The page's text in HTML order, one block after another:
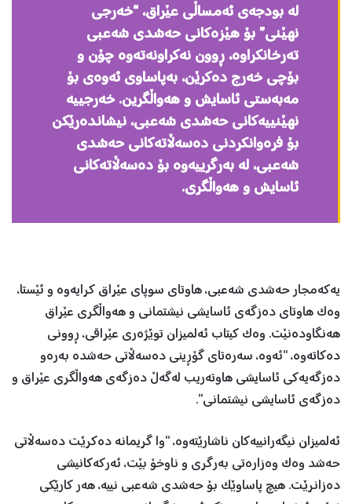
لە بودجەی ئەمساڵی عێراق، “خەرجی
نهێنی” بۆ هێزەکانی حەشدی شەعبی
تەرخانکراوە، ڕوون نەکراونەتەوە چۆن و
بۆچی خەرج دەکرێن، بەپاساوی ئەوەی بۆ
مەبەستی ئاسایش و هەواڵگرین. خەرجییە
نهێنییەکانی حەشدی شەعبی، نیشاندەرێکن
بۆ فرەوانکردنی دەسەڵاتەکانی حەشدی
شەعبی، لە بەرگرییەوە بۆ دەسەڵاتەکانی
ئاسایش و هەواڵگری.
یەکەمجار حەشدی شەعبی، هاوتای سوپای عێراق کرایەوە و ئێستا،
وەک هاوتای دەزگەی ئاسایشی نیشتمانی و هەواڵگری عێراق
هەنگاودەنێت. وەک کیتاب ئەلمیزان توێژەری عێراقی، ڕوونی
دەکاتەوە، “ئەوە، سەرەتای گۆڕینی دەسەڵاتی حەشدە بەرەو
دەزگەیەکی ئاسایشی هاوتەریب لەگەڵ دەزگەی هەواڵگری عێراق و
دەزگەی ئاسایشی نیشتمانی”.
ئەلمیزان نیگەرانییەکان ناشارێتەوە، “وا گریمانە دەکرێت دەسەڵاتی
حەشد وەک وەزارەتی بەرگری و ناوخۆ بێت، ئەرکەکانیشی
دەزانرێت. هیچ پاساوێک بۆ حەشدی شەعبی نییە، هەر کارێکی